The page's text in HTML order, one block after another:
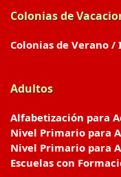
Colonias de
Colonias de Verano
Adultos
Alfabetización para
Nivel Primario para
Nivel Primario para
Escuelas con